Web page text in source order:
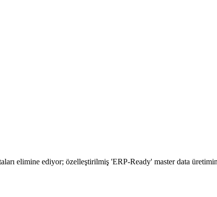
elimine ediyor; özelleştirilmiş 'ERP-Ready' master data